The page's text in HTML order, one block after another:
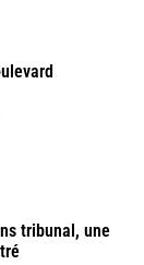
tribunal, une